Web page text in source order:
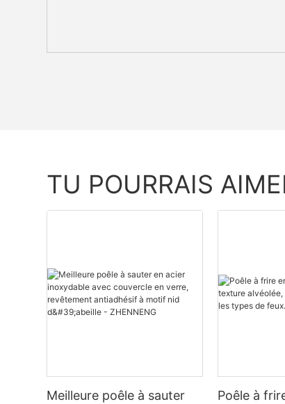
TU POURRAIS
Meilleure poêle à sauter
Poêle à